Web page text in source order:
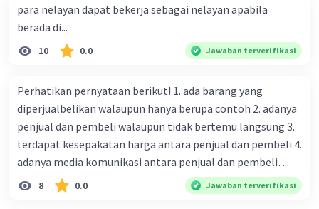
para nelayan dapat bekerja sebagai nelayan apabila
berada di...
10 0.0 Jawaban terverifikasi
Perhatikan pernyataan berikut! 1. ada barang yang
diperjualbelikan walaupun hanya berupa contoh 2. adanya
penjual dan pembeli walaupun tidak bertemu langsung 3.
terdapat kesepakatan harga antara penjual dan pembeli 4.
adanya media komunikasi antara penjual dan pembeli
Pernyataan tersebut termasuk unsur penting bagi
8 0.0 Jawaban terverifikasi